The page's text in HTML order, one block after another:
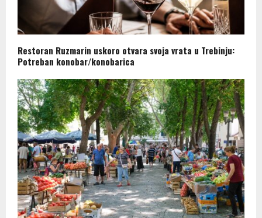
Restoran Ruzmarin uskoro otvara svoja vrata u Trebinju:
Potreban konobar/konobarica